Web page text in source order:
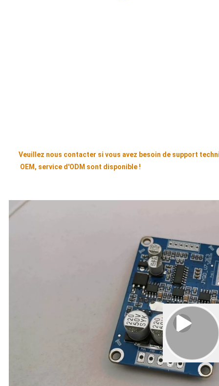
Veuillez nous contacter si vous avez besoin de support
OEM, service d'ODM sont disponible !